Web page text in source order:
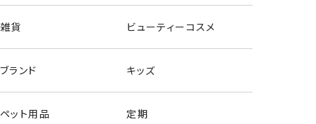
雑貨 ビューティーコスメ
ブランド キッズ
ペット用品 定期